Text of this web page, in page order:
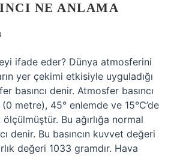
NE ANLAMA
ifade eder? Dünya atmosferini
yer çekimi etkisiyle uyguladığı
basıncı denir. Atmosfer basıncı
(0 metre), 45° enlemde ve 15°C’de
Bu ağırlığa normal
denir. Bu basıncın kuvvet değeri
değeri 1033 gramdır. Hava